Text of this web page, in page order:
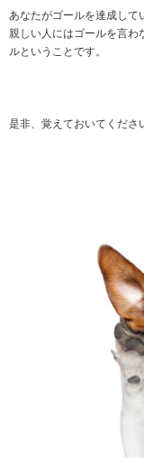
あなたがゴールを達成して
親しい人にはゴールを言わ
ルということです。
是非、覚えておいてくださ